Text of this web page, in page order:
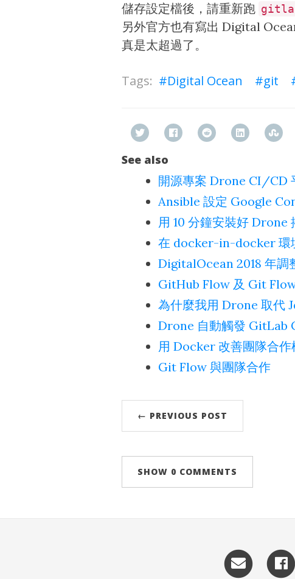
儲存設定檔後，請重新跑
另外官方也有寫出 Digital
真是太超過了。
Digital Ocean git
See also
開源專案 Drone CI/CD
Ansible 設定 Google
用 10 分鐘安裝好 Drone
在 docker-in-docker 環
DigitalOcean 2018 年調
GitHub Flow 及 Git
為什麼我用 Drone 取代
Drone 自動觸發 GitLab
用 Docker 改善團隊合作
Git Flow 與團隊合作
← PREVIOUS POST
SHOW 0 COMMENTS